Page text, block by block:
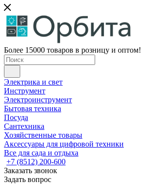
Более 15000 товаров в розницу и оптом!
Электрика и свет
Инструмент
Электроинструмент
Бытовая техника
Посуда
Сантехника
Хозяйственные товары
Аксессуары для цифровой техники
Все для сада и отдыха
+7 (8512) 200-600
Заказать звонок
Задать вопрос